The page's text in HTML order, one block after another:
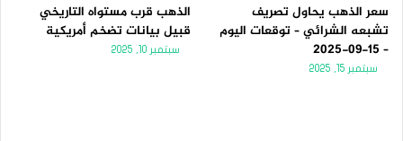
سعر الذهب يحاول تصريف
تشبعه الشرائي – توقعات اليوم
– 15-09-2025
سبتمبر 15, 2025
الذهب قرب مستواه التاريخي
قبيل بيانات تضخم أمريكية
سبتمبر 10, 2025